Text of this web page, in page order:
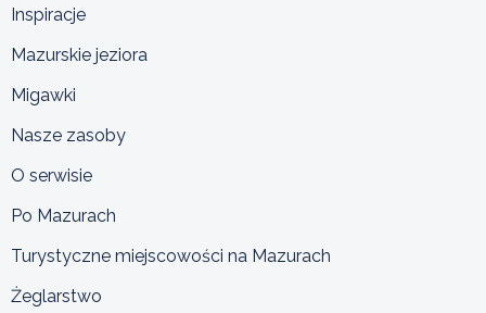
Inspiracje
Mazurskie jeziora
Migawki
Nasze zasoby
O serwisie
Po Mazurach
Turystyczne miejscowości na Mazurach
Żeglarstwo